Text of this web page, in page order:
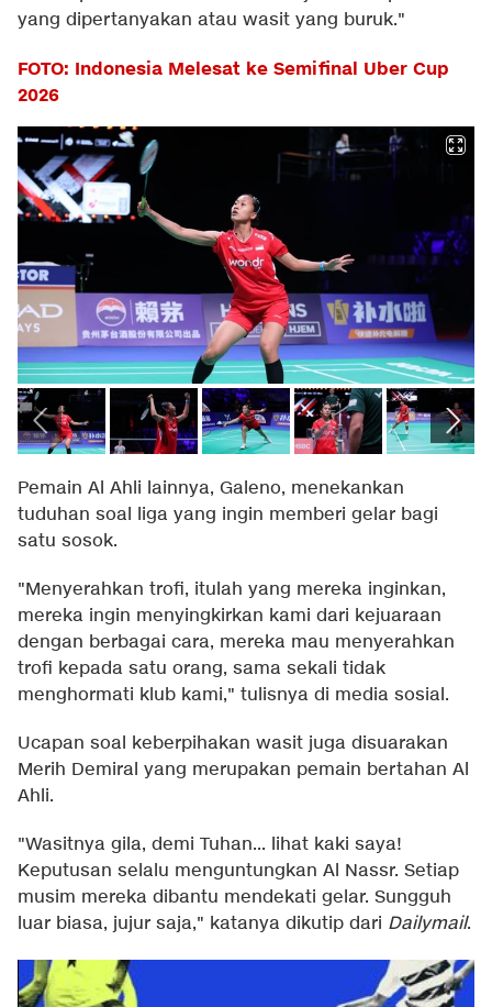
yang dipertanyakan atau wasit yang buruk."
FOTO: Indonesia Melesat ke Semifinal Uber Cup
2026
Pemain Al Ahli lainnya, Galeno, menekankan
tuduhan soal liga yang ingin memberi gelar bagi
satu sosok.
"Menyerahkan trofi, itulah yang mereka inginkan,
mereka ingin menyingkirkan kami dari kejuaraan
dengan berbagai cara, mereka mau menyerahkan
trofi kepada satu orang, sama sekali tidak
menghormati klub kami," tulisnya di media sosial.
Ucapan soal keberpihakan wasit juga disuarakan
Merih Demiral yang merupakan pemain bertahan Al
Ahli.
"Wasitnya gila, demi Tuhan... lihat kaki saya!
Keputusan selalu menguntungkan Al Nassr. Setiap
musim mereka dibantu mendekati gelar. Sungguh
luar biasa, jujur saja," katanya dikutip dari Dailymail.